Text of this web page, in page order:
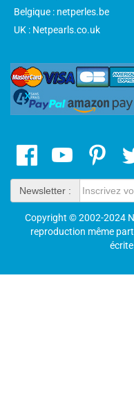
Belgique : netperles.be
UK : Netpearls.co.uk
Newsletter :
Copyright © 2002-2024
reproduction même
écrite